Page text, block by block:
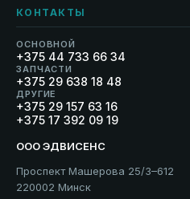
КОНТАКТЫ
ОСНОВНОЙ
+375 44 733 66 34
ЗАПЧАСТИ
+375 29 638 18 48
ДРУГИЕ
+375 29 157 63 16
+375 17 392 09 19
ООО ЭДВИСЕНС
Проспект Машерова 25/3–612
220002 Минск